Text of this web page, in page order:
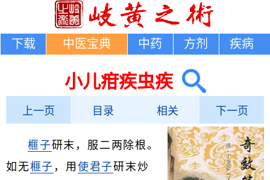
下载 中医宝典 中药 方剂 疾病
小儿疳疾虫疾
上一页 目录 相关 下一页
榧子研末，服二两除根。
如无榧子 ，用 使君子研末炒